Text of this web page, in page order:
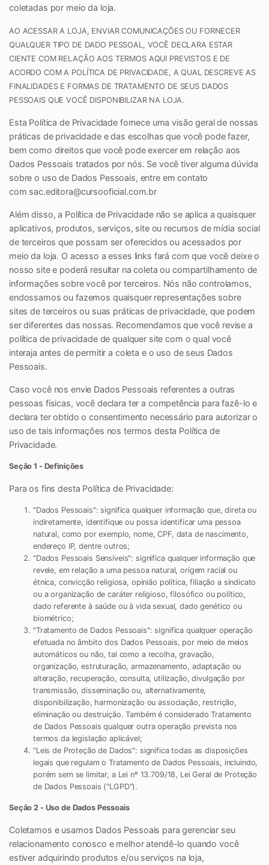
coletadas por meio da loja.
AO ACESSAR A LOJA, ENVIAR COMUNICAÇÕES OU FORNECER
QUALQUER TIPO DE DADO PESSOAL, VOCÊ DECLARA ESTAR
CIENTE COM RELAÇÃO AOS TERMOS AQUI PREVISTOS E DE
ACORDO COM A POLÍTICA DE PRIVACIDADE, A QUAL DESCREVE AS
FINALIDADES E FORMAS DE TRATAMENTO DE SEUS DADOS
PESSOAIS QUE VOCÊ DISPONIBILIZAR NA LOJA.
Esta Política de Privacidade fornece uma visão geral de nossas
práticas de privacidade e das escolhas que você pode fazer,
bem como direitos que você pode exercer em relação aos
Dados Pessoais tratados por nós. Se você tiver alguma dúvida
sobre o uso de Dados Pessoais, entre em contato
com sac.editora@cursooficial.com.br
Além disso, a Política de Privacidade não se aplica a quaisquer
aplicativos, produtos, serviços, site ou recursos de mídia social
de terceiros que possam ser oferecidos ou acessados por
meio da loja. O acesso a esses links fará com que você deixe o
nosso site e poderá resultar na coleta ou compartilhamento de
informações sobre você por terceiros. Nós não controlamos,
endossamos ou fazemos quaisquer representações sobre
sites de terceiros ou suas práticas de privacidade, que podem
ser diferentes das nossas. Recomendamos que você revise a
política de privacidade de qualquer site com o qual você
interaja antes de permitir a coleta e o uso de seus Dados
Pessoais.
Caso você nos envie Dados Pessoais referentes a outras
pessoas físicas, você declara ter a competência para fazê-lo e
declara ter obtido o consentimento necessário para autorizar o
uso de tais informações nos termos desta Política de
Privacidade.
Seção 1 - Definições
Para os fins desta Política de Privacidade:
"Dados Pessoais": significa qualquer informação que, direta ou
indiretamente, identifique ou possa identificar uma pessoa
natural, como por exemplo, nome, CPF, data de nascimento,
endereço IP, dentre outros;
"Dados Pessoais Sensíveis": significa qualquer informação que
revele, em relação a uma pessoa natural, origem racial ou
étnica, convicção religiosa, opinião política, filiação a sindicato
ou a organização de caráter religioso, filosófico ou político,
dado referente à saúde ou à vida sexual, dado genético ou
biométrico;
"Tratamento de Dados Pessoais": significa qualquer operação
efetuada no âmbito dos Dados Pessoais, por meio de meios
automáticos ou não, tal como a recolha, gravação,
organização, estruturação, armazenamento, adaptação ou
alteração, recuperação, consulta, utilização, divulgação por
transmissão, disseminação ou, alternativamente,
disponibilização, harmonização ou associação, restrição,
eliminação ou destruição. Também é considerado Tratamento
de Dados Pessoais qualquer outra operação prevista nos
termos da legislação aplicável;
"Leis de Proteção de Dados": significa todas as disposições
legais que regulam o Tratamento de Dados Pessoais, incluindo,
porém sem se limitar, a Lei nº 13.709/18, Lei Geral de Proteção
de Dados Pessoais ("LGPD").
Seção 2 - Uso de Dados Pessoais
Coletamos e usamos Dados Pessoais para gerenciar seu
relacionamento conosco e melhor atendê-lo quando você
estiver adquirindo produtos e/ou serviços na loja,